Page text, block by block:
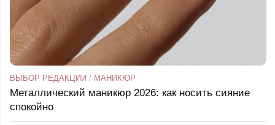
ВЫБОР РЕДАКЦИИ / МАНИКЮР
Металлический маникюр 2026: как носить сияние
спокойно